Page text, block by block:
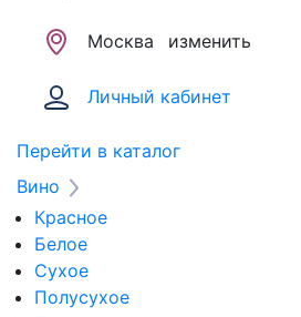
Москва изменить
Личный кабинет
Перейти в каталог
Вино
Красное
Белое
Сухое
Полусухое